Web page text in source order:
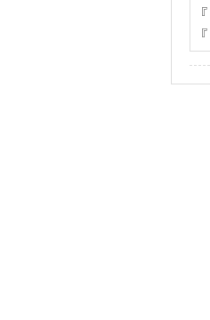
『
『